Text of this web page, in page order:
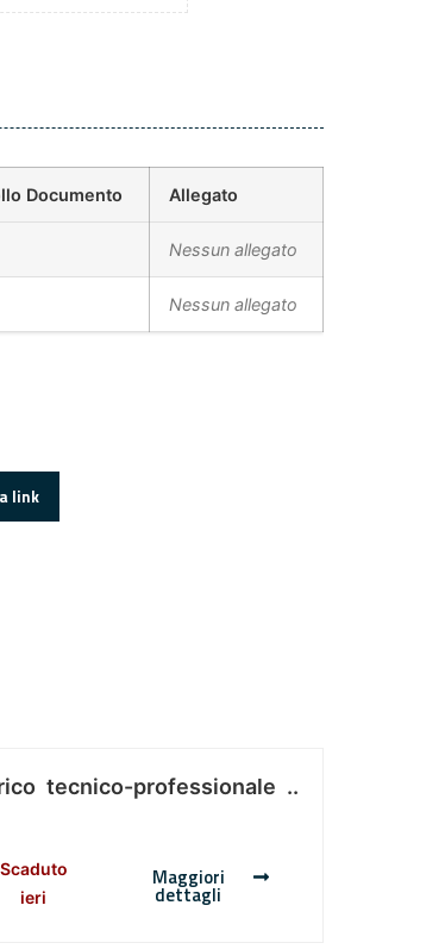
Documento Allegato
Nessun allegato
Nessun allegato
link
tecnico-professionale ..
Scaduto
ieri
Maggiori
dettagli